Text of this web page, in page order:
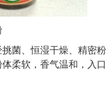
菌、恒湿干燥、精密粉
柔软，香气温和，入口